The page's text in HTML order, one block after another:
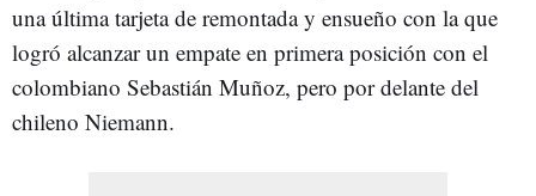
una última tarjeta de remontada y ensueño con la que
logró alcanzar un empate en primera posición con el
colombiano Sebastián Muñoz, pero por delante del
chileno Niemann.